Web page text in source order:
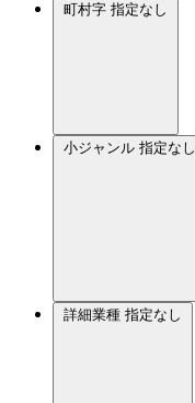
町村字 指定なし
小ジャンル 指定なし
詳細業種 指定なし